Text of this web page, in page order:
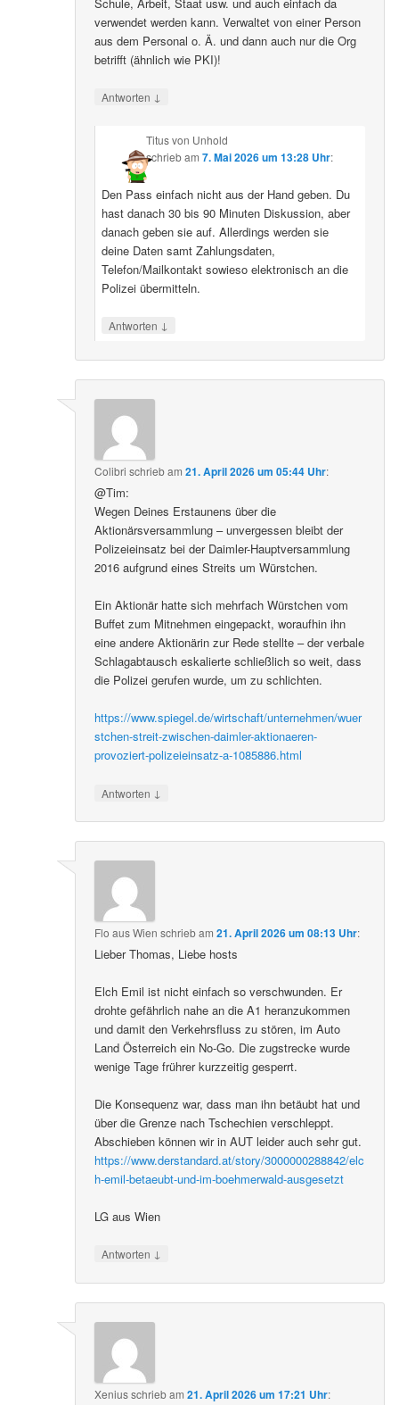
verwendet werden kann. Verwaltet von einer Person
aus dem Personal o. Ä. und dann auch nur die Org
betrifft (ähnlich wie PKI)!
Antworten ↓
Titus von Unhold
schriebam 7. Mai 2026 um 13:28 Uhr:
Den Pass einfach nicht aus der Hand geben. Du
hast danach 30 bis 90 Minuten Diskussion, aber
danach geben sie auf. Allerdings werden sie
deine Daten samt Zahlungsdaten,
Telefon/Mailkontakt sowieso elektronisch an die
Polizei übermitteln.
Antworten ↓
Colibri schriebam21. April 2026 um 05:44 Uhr:
@Tim:
Wegen Deines Erstaunens über die
Aktionärsversammlung – unvergessen bleibt der
Polizeieinsatz bei der Daimler-Hauptversammlung
2016 aufgrund eines Streits um Würstchen.
Ein Aktionär hatte sich mehrfach Würstchen vom
Buffet zum Mitnehmen eingepackt, woraufhin ihn
eine andere Aktionärin zur Rede stellte – der verbale
Schlagabtausch eskalierte schließlich so weit, dass
die Polizei gerufen wurde, um zu schlichten.
https://www.spiegel.de/wirtschaft/unternehmen/wuer
stchen-streit-zwischen-daimler-aktionaeren-
provoziert-polizeieinsatz-a-1085886.html
Antworten ↓
Flo aus Wien schriebam21. April 2026 um 08:13 Uhr:
Lieber Thomas, Liebe hosts
Elch Emil ist nicht einfach so verschwunden. Er
drohte gefährlich nahe an die A1 heranzukommen
und damit den Verkehrsfluss zu stören, im Auto
Land Österreich ein No-Go. Die zugstrecke wurde
wenige Tage frührer kurzzeitig gesperrt.
Die Konsequenz war, dass man ihn betäubt hat und
über die Grenze nach Tschechien verschleppt.
Abschieben können wir in AUT leider auch sehr gut.
https://www.derstandard.at/story/3000000288842/elc
h-emil-betaeubt-und-im-boehmerwald-ausgesetzt
LG aus Wien
Antworten ↓
Xeniusschriebam21. April 2026 um 17:21 Uhr: